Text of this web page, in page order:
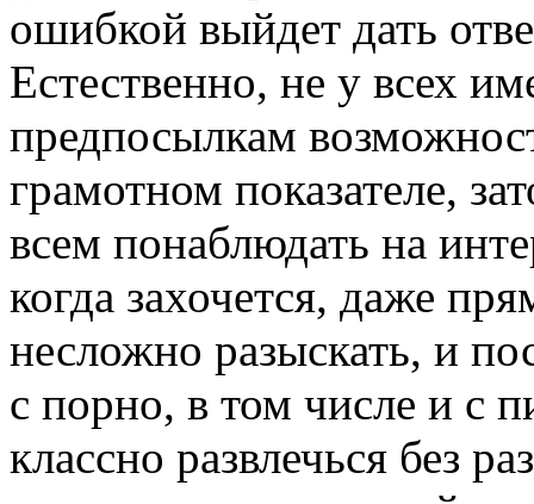
ошибкой выйдет дать
Естественно, не у всех
предпосылкам
грамотном показателе,
всем понаблюдать на
когда захочется, даже
несложно разыскать, и
с порно, в том числе и с
классно развлечься без